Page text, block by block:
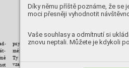
Díky němu příště poznáme, že se
moci přesněji vyhodnotit
Vaše souhlasy a odmítnutí si
znovu neptali. Můžete je kdykoli
-
-
psychiatr Carl Gustav Jung vypozoroval a popsal
mén,
Ty
vzaly kontrolu nad naším